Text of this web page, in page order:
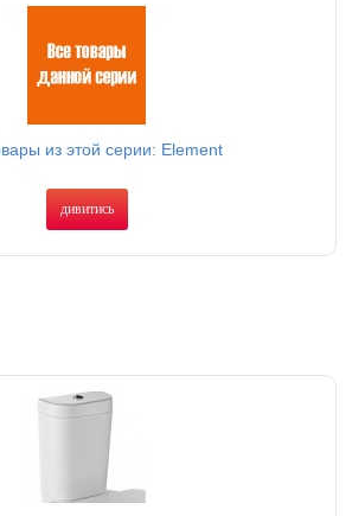
из этой серии: Element
дивитись